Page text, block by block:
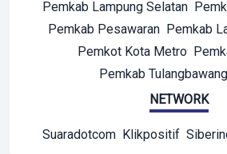
Pemkab Lampung Selatan
Pemkab Pesawaran Pemkab
Pemkot Kota Metro
Pemkab
NETWORK
Suaradotcom Klikpositif